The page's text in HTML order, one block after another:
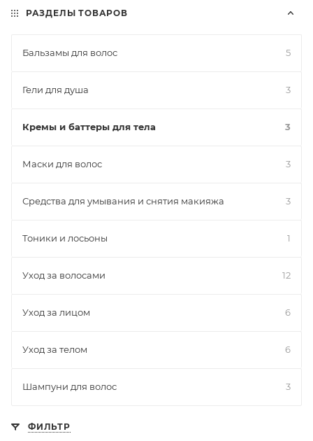
РАЗДЕЛЫ ТОВАРОВ
Бальзамы для волос 5
Гели для душа 3
Кремы и баттеры для тела 3
Маски для волос 3
Средства для умывания и снятия макияжа 3
Тоники и лосьоны 1
Уход за волосами 12
Уход за лицом 6
Уход за телом 6
Шампуни для волос 3
ФИЛЬТР